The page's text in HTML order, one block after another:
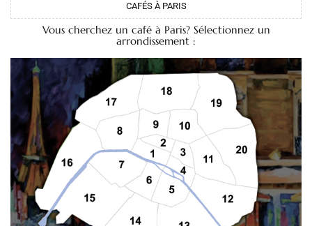
CAFÉS À PARIS
Vous cherchez un café à Paris? Sélectionnez un
arrondissement :